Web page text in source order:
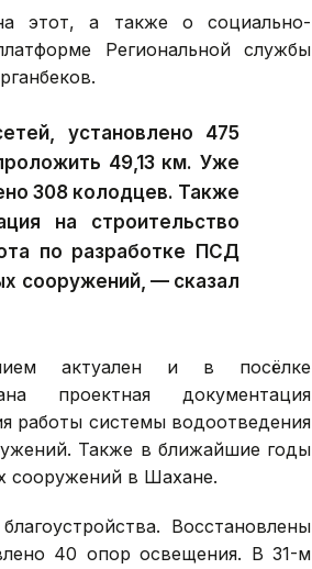
этот, а также о социально-
Региональной службы
установлено 475
49,13 км. Уже
308 колодцев. Также
на строительство
по разработке ПСД
сооружений, — сказал
актуален и в посёлке
проектная документация
работы системы водоотведения
Также в ближайшие годы
сооружений в Шахане.
Восстановлены
40 опор освещения. В 31-м